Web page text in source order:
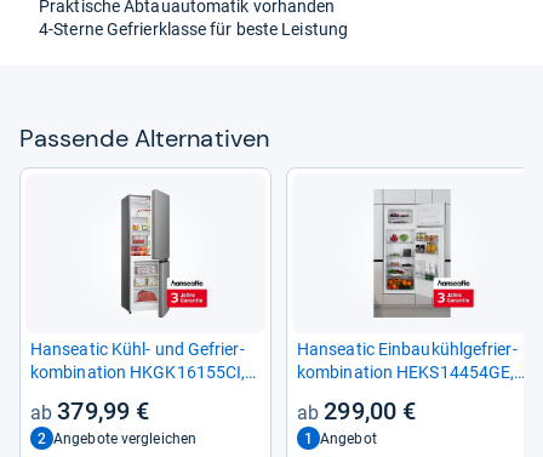
Prak­ti­sche Abtau­au­to­ma­tik vor­han­den
4-​Sterne Gefrier­klasse für beste Leis­tung
Pas­sende Alter­na­ti­ven
Han­sea­tic Kühl-​ und Gefrier­
kom­bi­na­tion HKGK16155CI,
379,99 €
2 Angebote vergleichen
Han­sea­tic Ein­bau­kühl­ge­frier­
kom­bi­na­tion HEKS14454GE,
299,00 €
1 Angebot